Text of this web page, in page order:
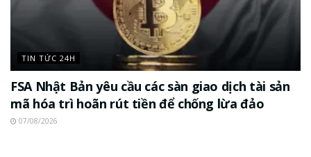
TIN TỨC 24H
FSA Nhật Bản yêu cầu các sàn giao dịch tài sản
mã hóa trì hoãn rút tiền để chống lừa đảo
07/08/2026